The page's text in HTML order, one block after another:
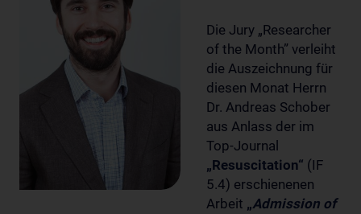
Die Jury „Researcher
of the Month” verleiht
die Auszeichnung für
diesen Monat Herrn
Dr. Andreas Schober
aus Anlass der im
Top-Journal
„Resuscitation“ (IF
5.4) erschienenen
Arbeit „Admission of